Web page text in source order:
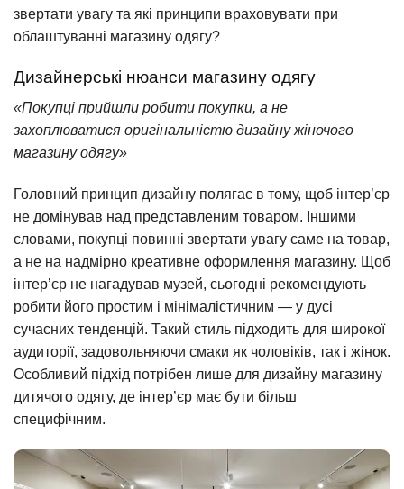
звертати увагу та які принципи враховувати при
облаштуванні магазину одягу?
Дизайнерські нюанси магазину одягу
«Покупці прийшли робити покупки, а не
захоплюватися оригінальністю дизайну жіночого
магазину одягу»
Головний принцип дизайну полягає в тому, щоб інтер’єр
не домінував над представленим товаром. Іншими
словами, покупці повинні звертати увагу саме на товар,
а не на надмірно креативне оформлення магазину. Щоб
інтер’єр не нагадував музей, сьогодні рекомендують
робити його простим і мінімалістичним — у дусі
сучасних тенденцій. Такий стиль підходить для широкої
аудиторії, задовольняючи смаки як чоловіків, так і жінок.
Особливий підхід потрібен лише для дизайну магазину
дитячого одягу, де інтер’єр має бути більш
специфічним.